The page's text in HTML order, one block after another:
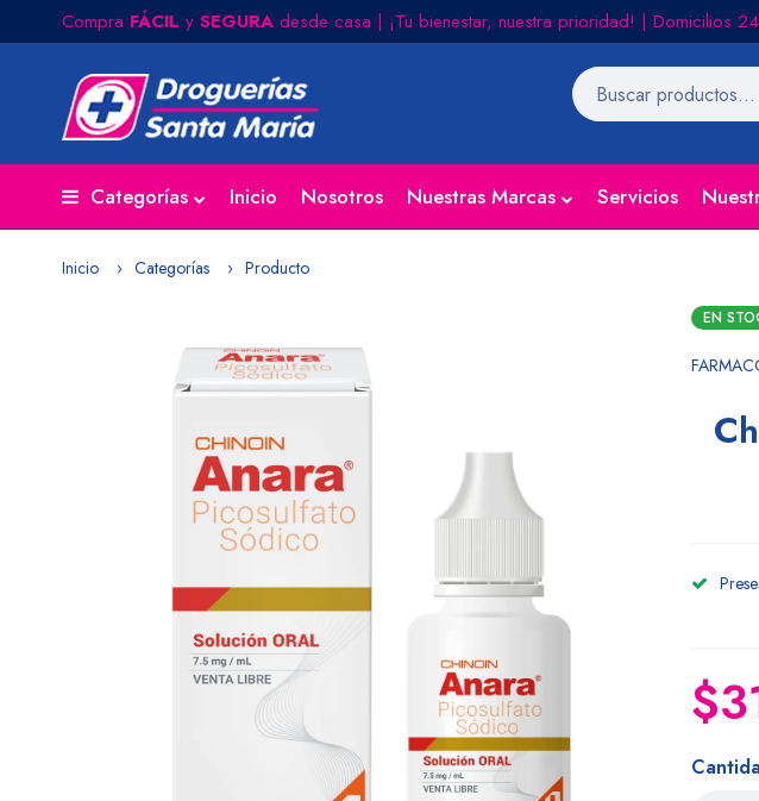
Compra FÁCIL y SEGURA desde casa | ¡Tu bienestar, nuestra prioridad! | Domicilios
Categorías Inicio Nosotros Nuestras Marcas Servicios
Inicio Categorías Producto
EN